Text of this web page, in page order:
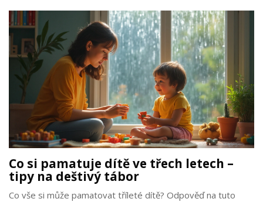
Co si pamatuje dítě ve třech letech –
tipy na deštivý tábor
Co vše si může pamatovat tříleté dítě? Odpověď na tuto